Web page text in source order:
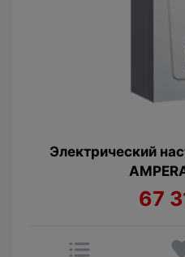
Электрический
67